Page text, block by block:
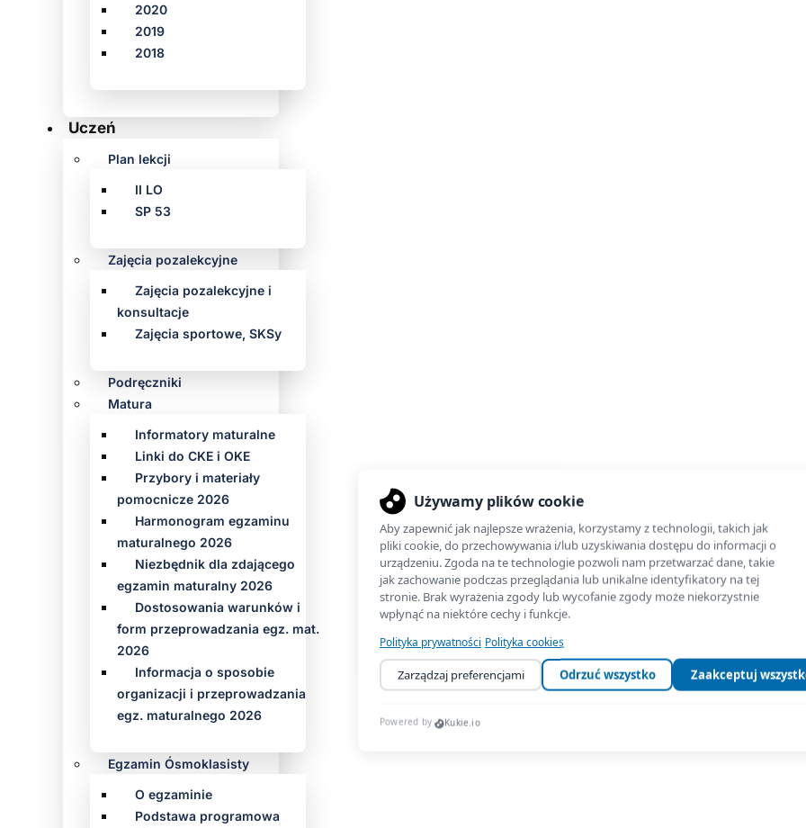
2020
2019
2018
Uczeń
Plan lekcji
II LO
SP 53
Zajęcia pozalekcyjne
Zajęcia pozalekcyjne i
konsultacje
Zajęcia sportowe, SKSy
Podręczniki
Matura
Informatory maturalne
Linki do CKE i OKE
Przybory i materiały
pomocnicze 2026
Harmonogram egzaminu
maturalnego 2026
Niezbędnik dla zdającego
egzamin maturalny 2026
Dostosowania warunków i
form przeprowadzania egz. mat.
2026
Informacja o sposobie
organizacji i przeprowadzania
egz. maturalnego 2026
Egzamin Ósmoklasisty
O egzaminie
Podstawa programowa